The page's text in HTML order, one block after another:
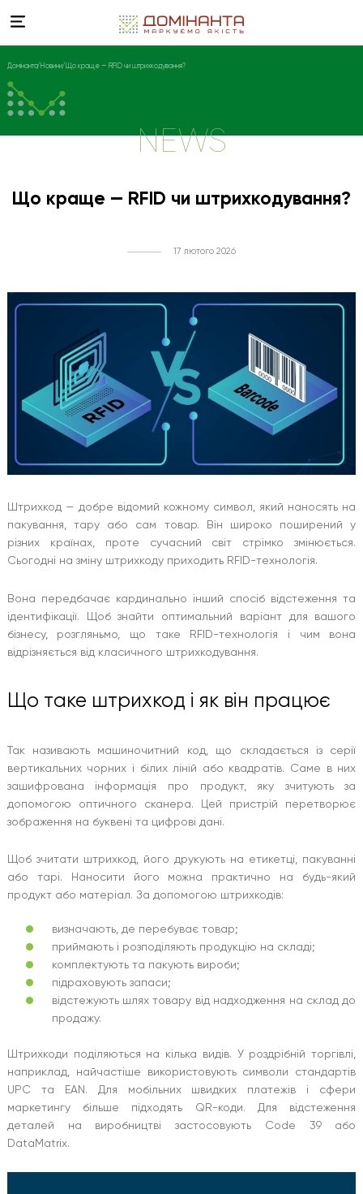
Домінанта Новини Що краще — RFID чи штрихкодування?
NEWS
Що краще — RFID чи штрихкодування?
17 лютого 2026
Штрихкод — добре відомий кожному символ, який наносять на
пакування, тару або сам товар. Він широко поширений у
різних країнах, проте сучасний світ стрімко змінюється.
Сьогодні на зміну штрихкоду приходить RFID-технологія.
Вона передбачає кардинально інший спосіб відстеження та
ідентифікації. Щоб знайти оптимальний варіант для вашого
бізнесу, розгляньмо, що таке RFID-технологія і чим вона
відрізняється від класичного штрихкодування.
Що таке штрихкод і як він працює
Так називають машиночитний код, що складається із серії
вертикальних чорних і білих ліній або квадратів. Саме в них
зашифрована інформація про продукт, яку зчитують за
допомогою оптичного сканера. Цей пристрій перетворює
зображення на буквені та цифрові дані.
Щоб зчитати штрихкод, його друкують на етикетці, пакуванні
або тарі. Наносити його можна практично на будь-який
продукт або матеріал. За допомогою штрихкодів:
визначають, де перебуває товар;
приймають і розподіляють продукцію на складі;
комплектують та пакують вироби;
підраховують запаси;
відстежують шлях товару від надходження на склад до
продажу.
Штрихкоди поділяються на кілька видів. У роздрібній торгівлі,
наприклад, найчастіше використовують символи стандартів
UPC та EAN. Для мобільних швидких платежів і сфери
маркетингу більше підходять QR-коди. Для відстеження
деталей на виробництві застосовують Code 39 або
DataMatrix.